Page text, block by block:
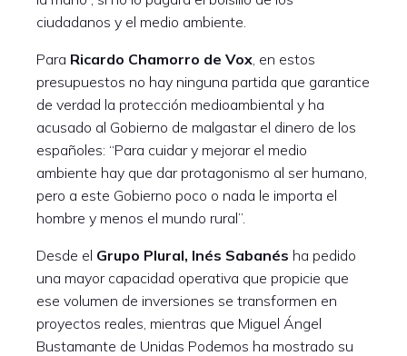
ciudadanos y el medio ambiente.
Para Ricardo Chamorro de Vox, en estos
presupuestos no hay ninguna partida que garantice
de verdad la protección medioambiental y ha
acusado al Gobierno de malgastar el dinero de los
españoles: “Para cuidar y mejorar el medio
ambiente hay que dar protagonismo al ser humano,
pero a este Gobierno poco o nada le importa el
hombre y menos el mundo rural”.
Desde el Grupo Plural, Inés Sabanés ha pedido
una mayor capacidad operativa que propicie que
ese volumen de inversiones se transformen en
proyectos reales, mientras que Miguel Ángel
Bustamante de Unidas Podemos ha mostrado su